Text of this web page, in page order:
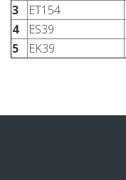
3
ET154
4
ES39
5
EK39